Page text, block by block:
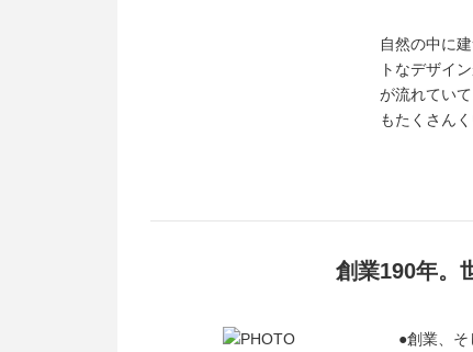
自然の中に
トなデザイ
が流れてい
もたくさんく
創業190年。
●創業、そ